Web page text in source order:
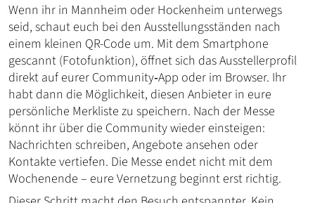
Wenn ihr in Mannheim oder Hockenheim unterwegs
seid, schaut euch bei den Ausstellungsständen nach
einem kleinen QR-Code um. Mit dem Smartphone
gescannt (Fotofunktion), öffnet sich das Ausstellerprofil
direkt auf eurer Community‑App oder im Browser. Ihr
habt dann die Möglichkeit, diesen Anbieter in eure
persönliche Merkliste zu speichern. Nach der Messe
könnt ihr über die Community wieder einsteigen:
Nachrichten schreiben, Angebote ansehen oder
Kontakte vertiefen. Die Messe endet nicht mit dem
Wochenende – eure Vernetzung beginnt erst richtig.